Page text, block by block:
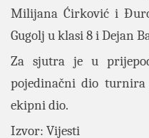
Milijana Ćirković i
Gugolj u klasi 8 i Dejan
Za sjutra je u
pojedinačni dio turnira
ekipni dio.
Izvor: Vijesti